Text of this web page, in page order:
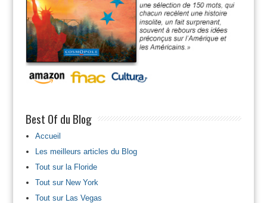
Best Of du Blog
Accueil
Les meilleurs articles du Blog
Tout sur la Floride
Tout sur New York
Tout sur Las Vegas